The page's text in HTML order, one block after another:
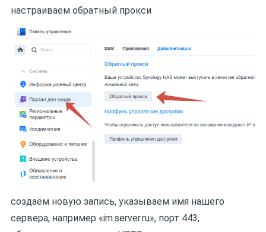
настраиваем обратный прокси
создаём новую запись, указываем имя нашего
сервера, например «im.server.ru», порт 443,